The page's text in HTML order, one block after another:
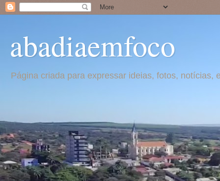
abadiaemfoco
Página criada para expressar ideias, fotos,